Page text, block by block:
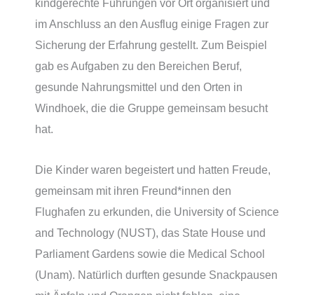
im Anschluss an den Ausflug einige Fragen zur
Sicherung der Erfahrung gestellt. Zum Beispiel
gab es Aufgaben zu den Bereichen Beruf,
gesunde Nahrungsmittel und den Orten in
Windhoek, die die Gruppe gemeinsam besucht
hat.
Die Kinder waren begeistert und hatten Freude,
gemeinsam mit ihren Freund*innen den
Flughafen zu erkunden, die University of Science
and Technology (NUST), das State House und
Parliament Gardens sowie die Medical School
(Unam). Natürlich durften gesunde Snackpausen